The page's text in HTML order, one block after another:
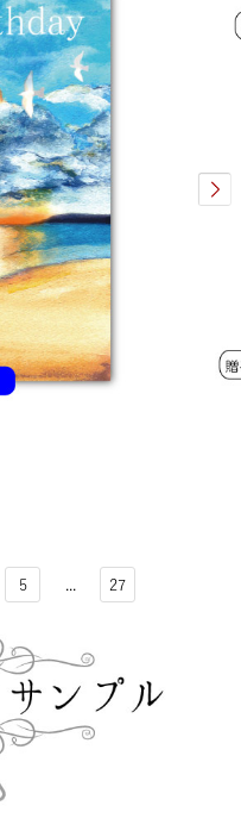
5 ... 27